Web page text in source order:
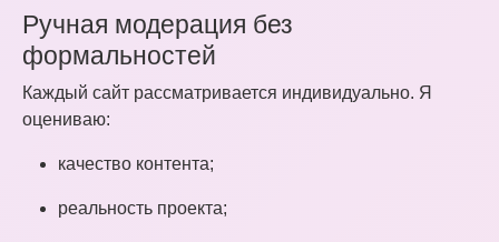
Ручная модерация без
формальностей
Каждый сайт рассматривается индивидуально. Я
оцениваю:
качество контента;
реальность проекта;